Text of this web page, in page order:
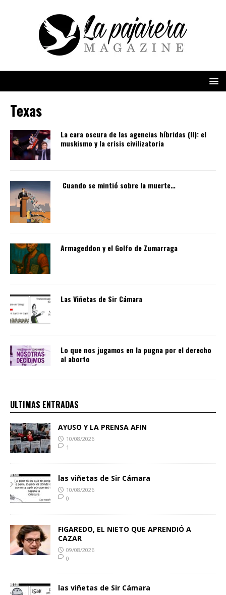
Texas
La cara oscura de las agencias híbridas (II): el
muskismo y la crisis civilizatoria
Cuando se mintió sobre la muerte…
Armageddon y el Golfo de Zumarraga
Las Viñetas de Sir Cámara
Lo que nos jugamos en la pugna por el derecho
al aborto
ULTIMAS ENTRADAS
AYUSO Y LA PRENSA AFIN
10/08/2026
1
las viñetas de Sir Cámara
10/08/2026
0
FIGAREDO, EL NIETO QUE APRENDIÓ A
CAZAR
09/08/2026
0
las viñetas de Sir Cámara